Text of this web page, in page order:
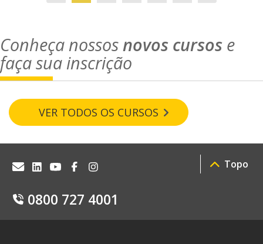
Conheça nossos novos cursos e
faça sua inscrição
VER TODOS OS CURSOS
0800 727 4001
Topo